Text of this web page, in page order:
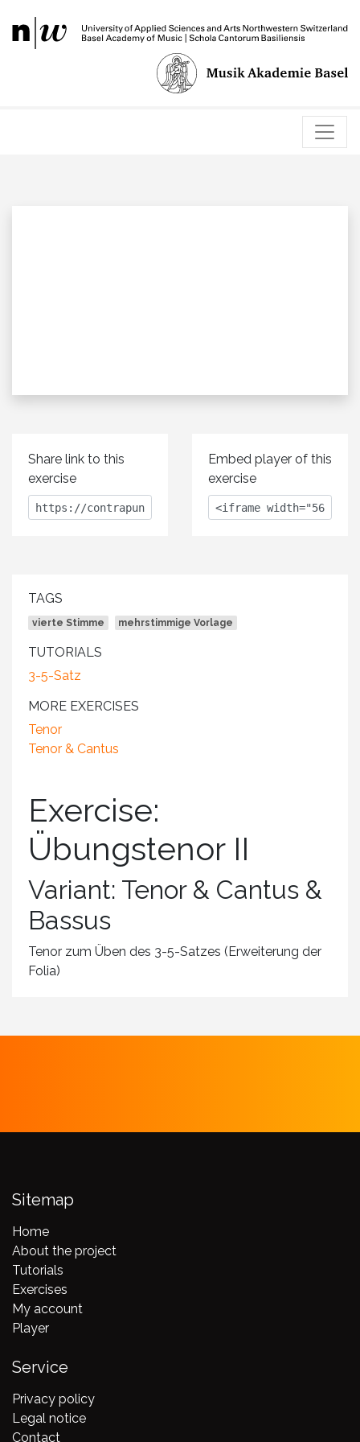
Share link to this
exercise
Embed player of this
exercise
Exercise:
Übungstenor II
Variant: Tenor & Cantus &
Bassus
Tenor zum Üben des 3-5-Satzes (Erweiterung der
Folia)
TAGS
vierte Stimme mehrstimmige Vorlage
TUTORIALS
3-5-Satz
MORE EXERCISES
Tenor
Tenor & Cantus
Sitemap
Home
About the project
Tutorials
Exercises
My account
Player
Service
Privacy policy
Legal notice
Contact